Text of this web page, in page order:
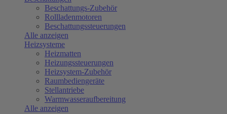
Beschattungs-Zubehör
Rollladenmotoren
Beschattungssteuerungen
Alle anzeigen
Heizsysteme
Heizmatten
Heizungssteuerungen
Heizsystem-Zubehör
Raumbediengeräte
Stellantriebe
Warmwasseraufbereitung
Alle anzeigen